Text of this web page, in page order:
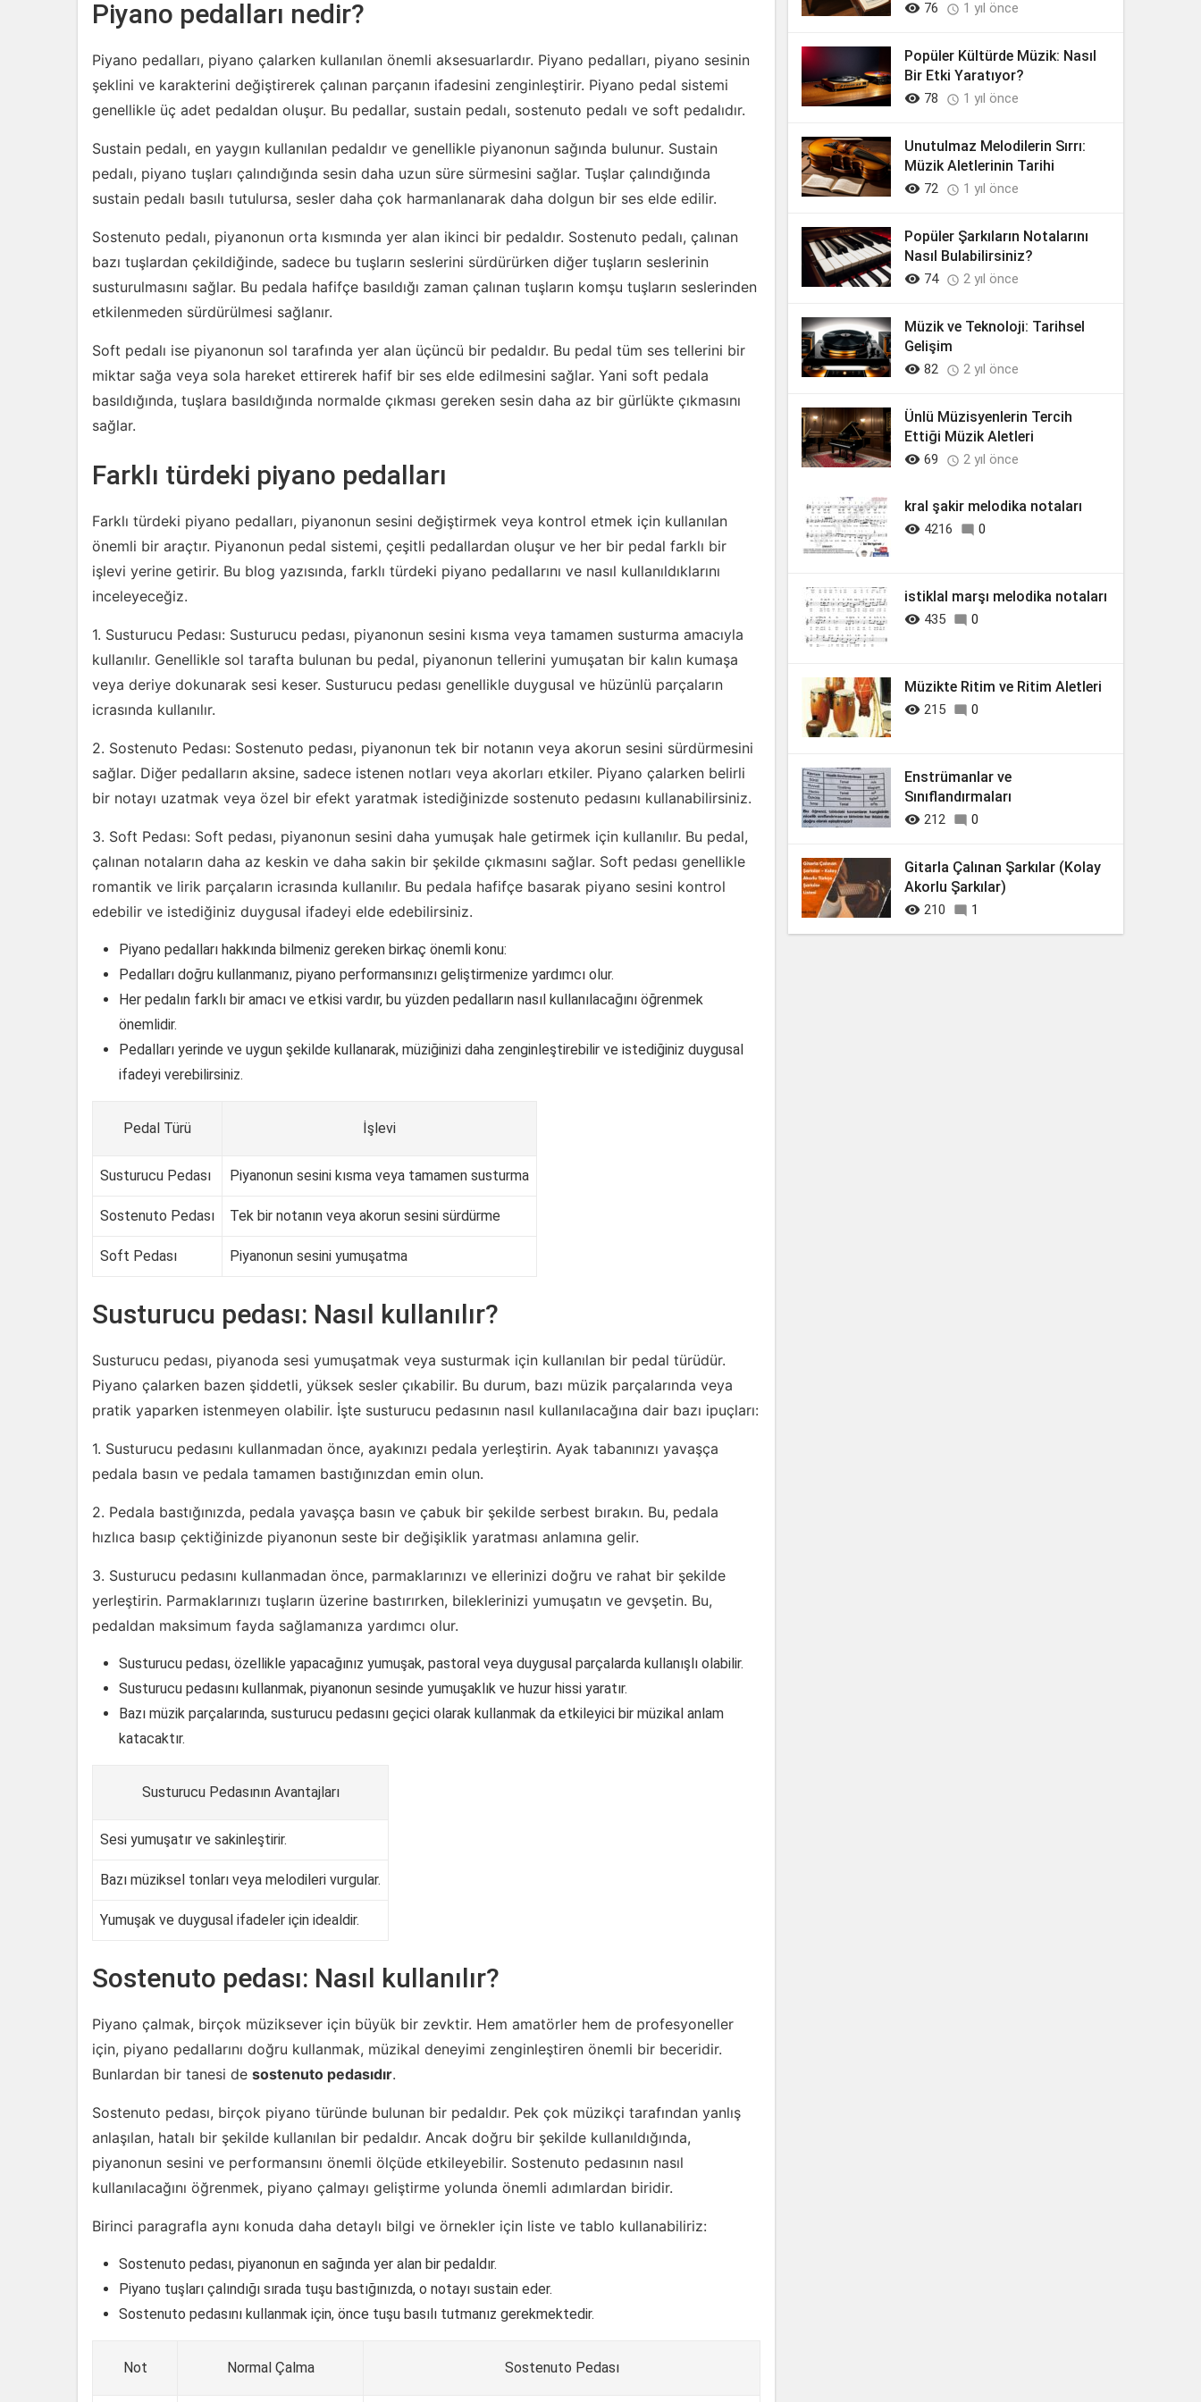
Piyano pedalları nedir?
Piyano pedalları, piyano çalarken kullanılan önemli aksesuarlardır. Piyano pedalları, piyano sesinin
şeklini ve karakterini değiştirerek çalınan parçanın ifadesini zenginleştirir. Piyano pedal sistemi
genellikle üç adet pedaldan oluşur. Bu pedallar, sustain pedalı, sostenuto pedalı ve soft pedalıdır.
Sustain pedalı, en yaygın kullanılan pedaldır ve genellikle piyanonun sağında bulunur. Sustain
pedalı, piyano tuşları çalındığında sesin daha uzun süre sürmesini sağlar. Tuşlar çalındığında
sustain pedalı basılı tutulursa, sesler daha çok harmanlanarak daha dolgun bir ses elde edilir.
Sostenuto pedalı, piyanonun orta kısmında yer alan ikinci bir pedaldır. Sostenuto pedalı, çalınan
bazı tuşlardan çekildiğinde, sadece bu tuşların seslerini sürdürürken diğer tuşların seslerinin
susturulmasını sağlar. Bu pedala hafifçe basıldığı zaman çalınan tuşların komşu tuşların seslerinden
etkilenmeden sürdürülmesi sağlanır.
Soft pedalı ise piyanonun sol tarafında yer alan üçüncü bir pedaldır. Bu pedal tüm ses tellerini bir
miktar sağa veya sola hareket ettirerek hafif bir ses elde edilmesini sağlar. Yani soft pedala
basıldığında, tuşlara basıldığında normalde çıkması gereken sesin daha az bir gürlükte çıkmasını
sağlar.
Farklı türdeki piyano pedalları
Farklı türdeki piyano pedalları, piyanonun sesini değiştirmek veya kontrol etmek için kullanılan
önemli bir araçtır. Piyanonun pedal sistemi, çeşitli pedallardan oluşur ve her bir pedal farklı bir
işlevi yerine getirir. Bu blog yazısında, farklı türdeki piyano pedallarını ve nasıl kullanıldıklarını
inceleyeceğiz.
1. Susturucu Pedası: Susturucu pedası, piyanonun sesini kısma veya tamamen susturma amacıyla
kullanılır. Genellikle sol tarafta bulunan bu pedal, piyanonun tellerini yumuşatan bir kalın kumaşa
veya deriye dokunarak sesi keser. Susturucu pedası genellikle duygusal ve hüzünlü parçaların
icrasında kullanılır.
2. Sostenuto Pedası: Sostenuto pedası, piyanonun tek bir notanın veya akorun sesini sürdürmesini
sağlar. Diğer pedalların aksine, sadece istenen notları veya akorları etkiler. Piyano çalarken belirli
bir notayı uzatmak veya özel bir efekt yaratmak istediğinizde sostenuto pedasını kullanabilirsiniz.
3. Soft Pedası: Soft pedası, piyanonun sesini daha yumuşak hale getirmek için kullanılır. Bu pedal,
çalınan notaların daha az keskin ve daha sakin bir şekilde çıkmasını sağlar. Soft pedası genellikle
romantik ve lirik parçaların icrasında kullanılır. Bu pedala hafifçe basarak piyano sesini kontrol
edebilir ve istediğiniz duygusal ifadeyi elde edebilirsiniz.
Piyano pedalları hakkında bilmeniz gereken birkaç önemli konu:
Pedalları doğru kullanmanız, piyano performansınızı geliştirmenize yardımcı olur.
Her pedalın farklı bir amacı ve etkisi vardır, bu yüzden pedalların nasıl kullanılacağını öğrenmek
önemlidir.
Pedalları yerinde ve uygun şekilde kullanarak, müziğinizi daha zenginleştirebilir ve istediğiniz duygusal
ifadeyi verebilirsiniz.
Pedal Türü İşlevi
Susturucu Pedası Piyanonun sesini kısma veya tamamen susturma
Sostenuto Pedası Tek bir notanın veya akorun sesini sürdürme
Soft Pedası Piyanonun sesini yumuşatma
Susturucu pedası: Nasıl kullanılır?
Susturucu pedası, piyanoda sesi yumuşatmak veya susturmak için kullanılan bir pedal türüdür.
Piyano çalarken bazen şiddetli, yüksek sesler çıkabilir. Bu durum, bazı müzik parçalarında veya
pratik yaparken istenmeyen olabilir. İşte susturucu pedasının nasıl kullanılacağına dair bazı ipuçları:
1. Susturucu pedasını kullanmadan önce, ayakınızı pedala yerleştirin. Ayak tabanınızı yavaşça
pedala basın ve pedala tamamen bastığınızdan emin olun.
2. Pedala bastığınızda, pedala yavaşça basın ve çabuk bir şekilde serbest bırakın. Bu, pedala
hızlıca basıp çektiğinizde piyanonun seste bir değişiklik yaratması anlamına gelir.
3. Susturucu pedasını kullanmadan önce, parmaklarınızı ve ellerinizi doğru ve rahat bir şekilde
yerleştirin. Parmaklarınızı tuşların üzerine bastırırken, bileklerinizi yumuşatın ve gevşetin. Bu,
pedaldan maksimum fayda sağlamanıza yardımcı olur.
Susturucu pedası, özellikle yapacağınız yumuşak, pastoral veya duygusal parçalarda kullanışlı olabilir.
Susturucu pedasını kullanmak, piyanonun sesinde yumuşaklık ve huzur hissi yaratır.
Bazı müzik parçalarında, susturucu pedasını geçici olarak kullanmak da etkileyici bir müzikal anlam
katacaktır.
Susturucu Pedasının Avantajları
Sesi yumuşatır ve sakinleştirir.
Bazı müziksel tonları veya melodileri vurgular.
Yumuşak ve duygusal ifadeler için idealdir.
Sostenuto pedası: Nasıl kullanılır?
Piyano çalmak, birçok müziksever için büyük bir zevktir. Hem amatörler hem de profesyoneller
için, piyano pedallarını doğru kullanmak, müzikal deneyimi zenginleştiren önemli bir beceridir.
Bunlardan bir tanesi de sostenuto pedasıdır.
Sostenuto pedası, birçok piyano türünde bulunan bir pedaldır. Pek çok müzikçi tarafından yanlış
anlaşılan, hatalı bir şekilde kullanılan bir pedaldır. Ancak doğru bir şekilde kullanıldığında,
piyanonun sesini ve performansını önemli ölçüde etkileyebilir. Sostenuto pedasının nasıl
kullanılacağını öğrenmek, piyano çalmayı geliştirme yolunda önemli adımlardan biridir.
Birinci paragrafla aynı konuda daha detaylı bilgi ve örnekler için liste ve tablo kullanabiliriz:
Sostenuto pedası, piyanonun en sağında yer alan bir pedaldır.
Piyano tuşları çalındığı sırada tuşu bastığınızda, o notayı sustain eder.
Sostenuto pedasını kullanmak için, önce tuşu basılı tutmanız gerekmektedir.
Not Normal Çalma Sostenuto Pedası
 76  1 yıl önce
Popüler Kültürde Müzik: Nasıl
Bir Etki Yaratıyor?
 78  1 yıl önce
Unutulmaz Melodilerin Sırrı:
Müzik Aletlerinin Tarihi
 72  1 yıl önce
Popüler Şarkıların Notalarını
Nasıl Bulabilirsiniz?
 74  2 yıl önce
Müzik ve Teknoloji: Tarihsel
Gelişim
 82  2 yıl önce
Ünlü Müzisyenlerin Tercih
Ettiği Müzik Aletleri
 69  2 yıl önce
kral şakir melodika notaları
 4216  0
istiklal marşı melodika notaları
 435  0
Müzikte Ritim ve Ritim Aletleri
 215  0
Enstrümanlar ve
Sınıflandırmaları
 212  0
Gitarla Çalınan Şarkılar (Kolay
Akorlu Şarkılar)
 210  1